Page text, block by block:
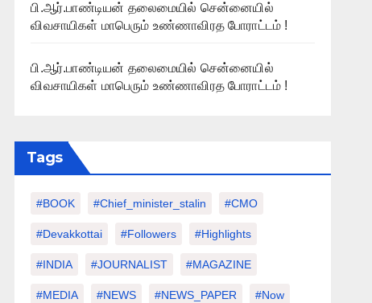
பி.ஆர்.பாண்டியன் தலைமையில் சென்னையில்
விவசாயிகள் மாபெரும் உண்ணாவிரத போராட்டம் !
பி.ஆர்.பாண்டியன் தலைமையில் சென்னையில்
விவசாயிகள் மாபெரும் உண்ணாவிரத போராட்டம் !
Tags
#BOOK #chief_minister_stalin #CMO
#devakkottai #followers #highlights
#INDIA #JOURNALIST #MAGAZINE
#MEDIA #NEWS #NEWS_PAPER #Now